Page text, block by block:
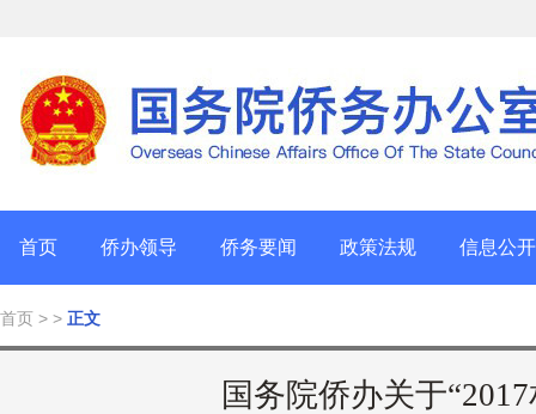
首页 侨办领导 侨务要闻 政策法规 信息公开
首页 > > 正文
国务院侨办关于